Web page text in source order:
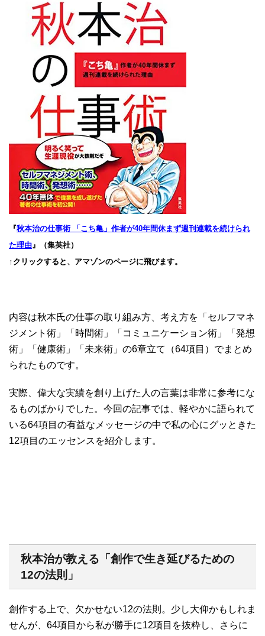
『秋本治の仕事術 「こち亀」作者が40年間休まず週刊連載を続けられ
た理由 』（集英社）
↑クリックすると、アマゾンのページに飛びます。
内容は秋本氏の仕事の取り組み方、考え方を「セルフマネ
ジメント術」「時間術」「コミュニケーション術」「発想
術」「健康術」「未来術」の6章立て（64項目）でまとめ
られたものです。
実際、偉大な実績を創り上げた人の言葉は非常に参考にな
るものばかりでした。今回の記事では、軽やかに語られて
いる64項目の有益なメッセージの中で私の心にグッときた
12項目のエッセンスを紹介します。
秋本治が教える「創作で生き延びるための
12の法則」
創作する上で、欠かせない12の法則。少し大仰かもしれま
せんが、64項目から私が勝手に12項目を抜粋し、さらに